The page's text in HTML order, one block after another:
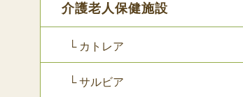
介護老人保健施設
└ カトレア
└ サルビア